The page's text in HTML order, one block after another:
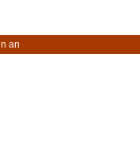
an